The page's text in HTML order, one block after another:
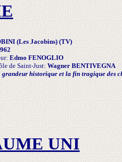
(Les Jacobins) (TV)
Edmo FENOGLIO
de Saint-Just: Wagner BENTIVEGNA
grandeur historique et la fin tragique des
UNI